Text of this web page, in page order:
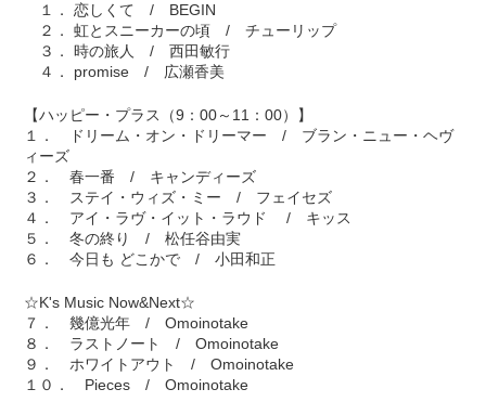
１． 恋しくて / BEGIN
２． 虹とスニーカーの頃 / チューリップ
３． 時の旅人 / 西田敏行
４． promise / 広瀬香美
【ハッピー・プラス（9：00～11：00）】
１． ドリーム・オン・ドリーマー / ブラン・ニュー・ヘヴ
ィーズ
２． 春一番 / キャンディーズ
３． ステイ・ウィズ・ミー / フェイセズ
４． アイ・ラヴ・イット・ラウド / キッス
５． 冬の終り / 松任谷由実
６． 今日も どこかで / 小田和正
☆K's Music Now&Next☆
７． 幾億光年 / Omoinotake
８． ラストノート / Omoinotake
９． ホワイトアウト / Omoinotake
１０． Pieces / Omoinotake